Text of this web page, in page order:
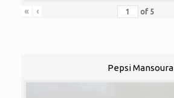
« ‹ of 5
Pepsi Mansoura